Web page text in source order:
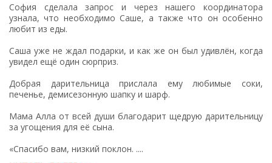
София сделала запрос и через нашего координатора
узнала, что необходимо Саше, а также что он особенно
любит из еды.
Саша уже не ждал подарки, и как же он был удивлён, когда
увидел ещё один сюрприз.
Добрая дарительница прислала ему любимые соки,
печенье, демисезонную шапку и шарф.
Мама Алла от всей души благодарит щедрую дарительницу
за угощения для её сына.
«Спасибо вам, низкий поклон. ....